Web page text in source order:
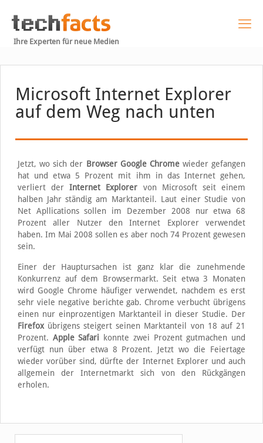
Ihre Experten für neue Medien
Microsoft Internet Explorer
auf dem Weg nach unten
Jetzt, wo sich der Browser Google Chromewieder gefangen
hat und etwa 5 Prozent mit ihm in das Internet gehen,
verliert derInternet Explorer von Microsoft seit einem
halben Jahr ständig am Marktanteil. Laut einer Studie von
Net Apllications sollen im Dezember 2008 nur etwa 68
Prozent aller Nutzer den Internet Explorer verwendet
haben. Im Mai 2008 sollen es aber noch 74 Prozent gewesen
sein.
Einer der Hauptursachen ist ganz klar die zunehmende
Konkurrenz auf dem Browsermarkt. Seit etwa 3 Monaten
wird Google Chrome häufiger verwendet, nachdem es erst
sehr viele negative berichte gab. Chrome verbucht übrigens
einen nur einprozentigen Marktanteil in dieser Studie. Der
Firefoxübrigens steigert seinen Marktanteil von 18 auf 21
Prozent. Apple Safari konnte zwei Prozent gutmachen und
verfügt nun über etwa 8 Prozent. Jetzt wo die Feiertage
wieder vorüber sind, dürfte der Internet Explorer und auch
allgemein der Internetmarkt sich von den Rückgängen
erholen.